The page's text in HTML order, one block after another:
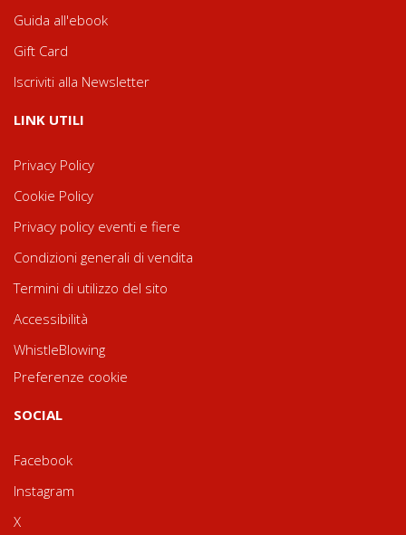
Guida all'ebook
Gift Card
Iscriviti alla Newsletter
LINK UTILI
Privacy Policy
Cookie Policy
Privacy policy eventi e fiere
Condizioni generali di vendita
Termini di utilizzo del sito
Accessibilità
WhistleBlowing
Preferenze cookie
SOCIAL
Facebook
Instagram
X